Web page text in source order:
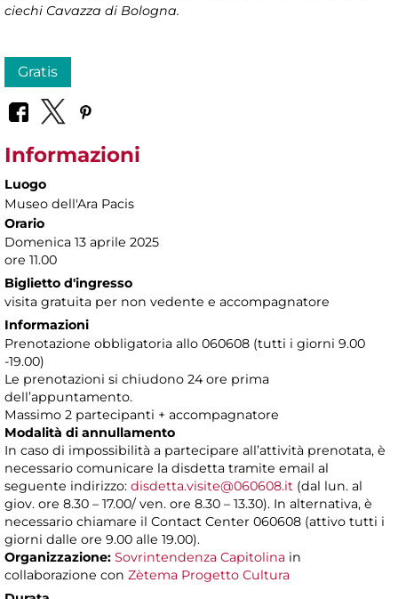
ciechi Cavazza di Bologna.
Gratis
Informazioni
Luogo
Museo dell'Ara Pacis
Orario
Domenica 13 aprile 2025
ore 11.00
Biglietto d'ingresso
visita gratuita per non vedente e accompagnatore
Informazioni
Prenotazione obbligatoria allo 060608 (tutti i giorni 9.00
-19.00)
Le prenotazioni si chiudono 24 ore prima
dell’appuntamento.
Massimo 2 partecipanti + accompagnatore
Modalità di annullamento
In caso di impossibilità a partecipare all’attività prenotata, è
necessario comunicare la disdetta tramite email al
seguente indirizzo: disdetta.visite@060608.it (dal lun. al
giov. ore 8.30 – 17.00/ ven. ore 8.30 – 13.30). In alternativa, è
necessario chiamare il Contact Center 060608 (attivo tutti i
giorni dalle ore 9.00 alle 19.00).
Organizzazione: Sovrintendenza Capitolina in
collaborazione con Zètema Progetto Cultura